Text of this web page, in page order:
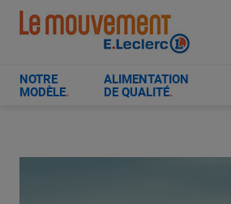
Aller
contenu
NOTRE
MODÈLE.
ALIMENTATION
DE QUALITÉ.